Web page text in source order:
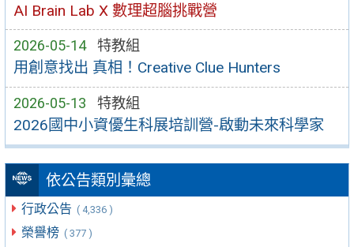
AI Brain Lab X 數理超腦挑戰營
2026-05-14 特教組
用創意找出 真相！Creative Clue Hunters
2026-05-13 特教組
2026國中小資優生科展培訓營-啟動未來科學家
依公告類別彙總
行政公告 ( 4,336 )
榮譽榜 ( 377 )